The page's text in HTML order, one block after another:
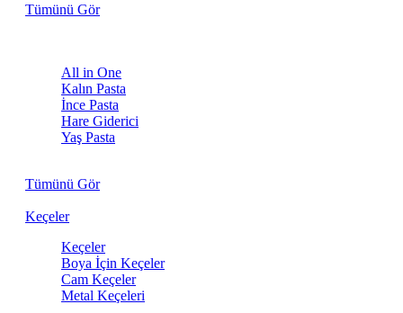
Tümünü Gör
All in One
Kalın Pasta
İnce Pasta
Hare Giderici
Yaş Pasta
Tümünü Gör
Keçeler
Keçeler
Boya İçin Keçeler
Cam Keçeler
Metal Keçeleri